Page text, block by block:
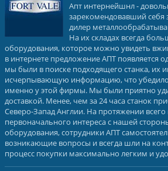
Апт интернейшнл -
зарекомендовавший себя
дилер
На их складах всегда
оборудования, которое можно увидеть
в интернете предложение АПТ появляется
мы были в поиске подходящего станка, их
исчерпывающую информацию, что убедило
именно у этой фирмы. Мы были приятно
доставкой. Менее, чем за 24 часа станок
Северо-Запад Англии. На протяжении всего
первоначального интереса с нашей
оборудования, сотрудники АПТ
возникающие вопросы и всегда шли на
процесс покупки максимально легким и